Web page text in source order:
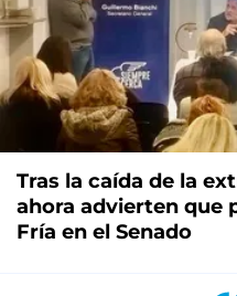
Tras la caída de la
ahora advierten que
Fría en el Senado